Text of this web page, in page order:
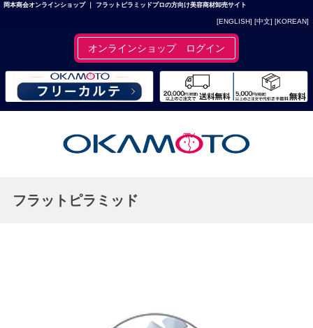
岡本商会オンラインショップ ｜ フラットピラミッドプロの方向け美容商材卸売サイト
[ENGLISH] [中文] [KOREAN]
オンラインショップ ログイン
フラットピラミッド